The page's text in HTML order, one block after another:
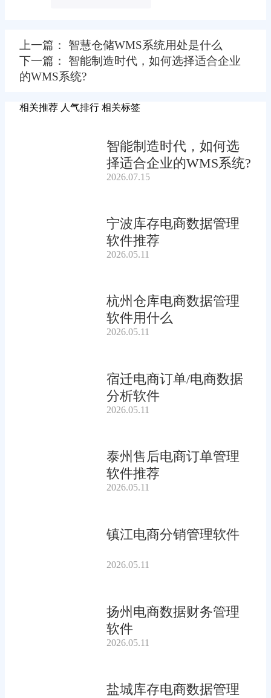
上一篇： 智慧仓储WMS系统用处是什么
下一篇： 智能制造时代，如何选择适合企业
的WMS系统?
相关推荐 人气排行 相关标签
智能制造时代，如何选
择适合企业的WMS系统?
2026.07.15
宁波库存电商数据管理
软件推荐
2026.05.11
杭州仓库电商数据管理
软件用什么
2026.05.11
宿迁电商订单/电商数据
分析软件
2026.05.11
泰州售后电商订单管理
软件推荐
2026.05.11
镇江电商分销管理软件
2026.05.11
扬州电商数据财务管理
软件
2026.05.11
盐城库存电商数据管理